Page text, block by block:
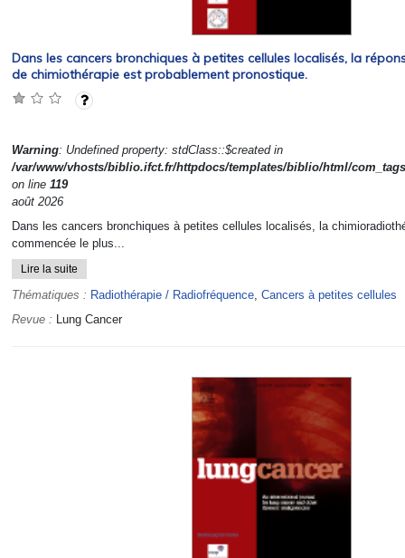
Dans les cancers bronchiques à petites cellules localisés, la
de chimiothérapie est probablement pronostique.
Warning: Undefined property: stdClass::$created in
/var/www/vhosts/biblio.ifct.fr/httpdocs/templates/biblio/html/
on line 119
août 2026
Dans les cancers bronchiques à petites cellules localisés, la
commencée le plus...
Lire la suite
Thématiques : Radiothérapie / Radiofréquence, Cancers à petites cellules
Revue : Lung Cancer